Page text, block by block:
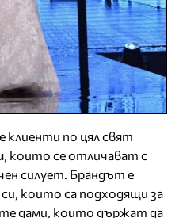
клиенти по цял свят
, които се отличават с
силует. Брандът е
които са подходящи за
дами, които държат да